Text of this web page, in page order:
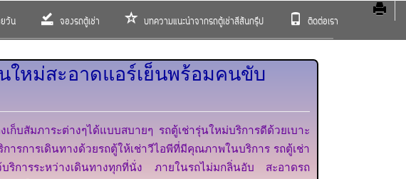
วัน จองรถตู้เช่า บทความแนะนำจากรถตู้เช่าสีสันกรุ๊ป ติดต่อเรา
ใหม่สะอาดแอร์เย็นพร้อมคนขับ
ก็บสัมภาระต่างๆได้แบบสบายๆ รถตู้เช่ารุ่นใหม่บริการดีด้วยเบาะ
รการเดินทางด้วยรถตู้ให้เช่าวีไอพีที่มีคุณภาพในบริการ รถตู้เช่า
ริการระหว่างเดินทางทุกที่นั่ง ภายในรถไม่มกลิ่นอับ สะอาดรถ